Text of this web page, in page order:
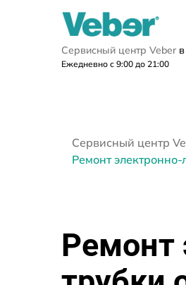
Сервисный центр Veber
Ежедневно с 9:00 до 21:00
Сервисный центр
Ремонт
Ремонт